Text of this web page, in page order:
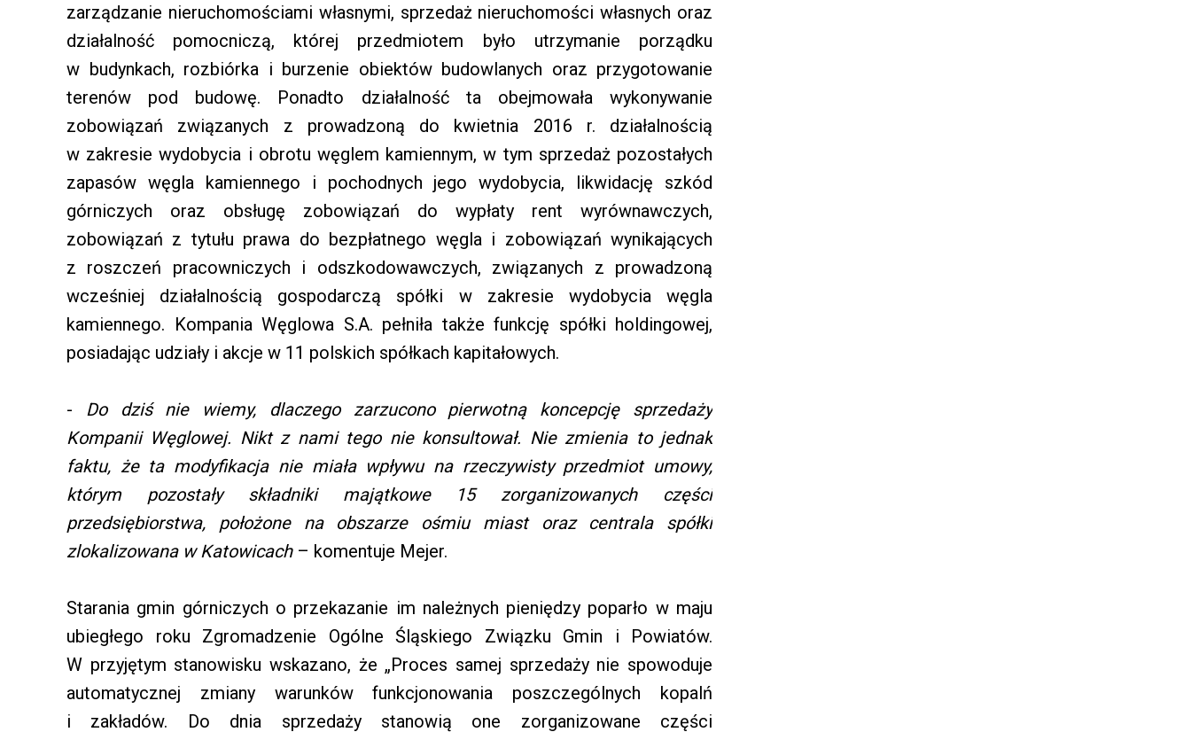
zarządzanie nieruchomościami własnymi, sprzedaż nieruchomości własnych oraz
działalność pomocniczą, której przedmiotem było utrzymanie porządku
w budynkach, rozbiórka i burzenie obiektów budowlanych oraz przygotowanie
terenów pod budowę. Ponadto działalność ta obejmowała wykonywanie
zobowiązań związanych z prowadzoną do kwietnia 2016 r. działalnością
w zakresie wydobycia i obrotu węglem kamiennym, w tym sprzedaż pozostałych
zapasów węgla kamiennego i pochodnych jego wydobycia, likwidację szkód
górniczych oraz obsługę zobowiązań do wypłaty rent wyrównawczych,
zobowiązań z tytułu prawa do bezpłatnego węgla i zobowiązań wynikających
z roszczeń pracowniczych i odszkodowawczych, związanych z prowadzoną
wcześniej działalnością gospodarczą spółki w zakresie wydobycia węgla
kamiennego. Kompania Węglowa S.A. pełniła także funkcję spółki holdingowej,
posiadając udziały i akcje w 11 polskich spółkach kapitałowych.
- Do dziś nie wiemy, dlaczego zarzucono pierwotną koncepcję sprzedaży
Kompanii Węglowej. Nikt z nami tego nie konsultował. Nie zmienia to jednak
faktu, że ta modyfikacja nie miała wpływu na rzeczywisty przedmiot umowy,
którym pozostały składniki majątkowe 15 zorganizowanych części
przedsiębiorstwa, położone na obszarze ośmiu miast oraz centrala spółki
zlokalizowana w Katowicach– komentuje Mejer.
Starania gmin górniczych o przekazanie im należnych pieniędzy poparło w maju
ubiegłego roku Zgromadzenie Ogólne Śląskiego Związku Gmin i Powiatów.
W przyjętym stanowisku wskazano, że „Proces samej sprzedaży nie spowoduje
automatycznej zmiany warunków funkcjonowania poszczególnych kopalń
i zakładów. Do dnia sprzedaży stanowią one zorganizowane części